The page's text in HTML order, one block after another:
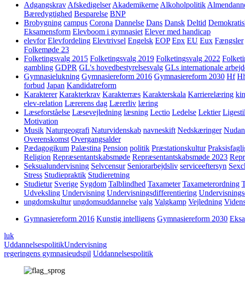
Adgangskrav Afskedigelser Akademikerne Alkoholpolitik
Bæredygtighed Besparelse BNP
Brobygning campus Corona Dannelse Dans Dansk Deltid
Eksamensform Elevboom i gymnasiet Elever med handicap
elevfor Elevfordeling Elevtrivsel Engelsk EOP Epx EU Eux Fængsler
Folkemøde 23
Folketingsvalg 2015 Folketingsvalg 2019 Folketingsvalg 2022
gambling GDPR GL's hovedbestyrelsesvalg GLs internationale
Gymnasielukning Gymnasiereform 2016 Gymnasiereform 2030 Hf
forbud Japan Kandidatreform
Karakterer Karakterkrav Karakterræs Karakterskala Karrierelæring
elev-relation Lærerens dag Lærerliv læring
Læseforståelse Læsevejledning læsning Lectio Ledelse Lektier
Motivation
Musik Naturgeografi Naturvidenskab navneskift Nedskæringer
Overenskomst Overgangsalder
Pædagogikum Palæstina Pension politik Præstationskultur
Religion Repræsentantskabsmøde Repræsentantskabsmøde 2023
Seksualundervisning Selvcensur Seniorarbejdsliv serviceeftersyn
Stress Studiepraktik Studieretning
Studietur Sverige Sygdom Talblindhed Taxameter Taxameterordning
Udveksling Undervisning Undervisningsdifferentiering
ungdomskultur ungdomsuddannelse valg Valgkamp Vejledning
Gymnasiereform 2016 Kunstig intelligens Gymnasiereform 2030
luk
UddannelsespolitikUndervisning
regeringens gymnasieudspil Uddannelsespolitik